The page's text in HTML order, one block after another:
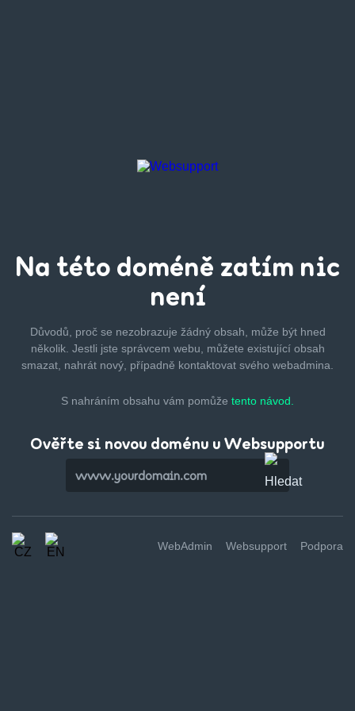
Na této doméně zatím nic
není
Důvodů, proč se nezobrazuje žádný obsah, může být hned
několik. Jestli jste správcem webu, můžete existující obsah
smazat, nahrát nový, případně kontaktovat svého webadmina.
S nahráním obsahu vám pomůže tento návod.
Ověřte si novou doménu u Websupportu
WebAdmin Websupport Podpora